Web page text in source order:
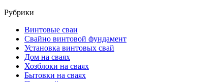
Рубрики
Винтовые сваи
Свайно винтовой фундамент
Установка винтовых свай
Дом на сваях
Хозблоки на сваях
Бытовки на сваях